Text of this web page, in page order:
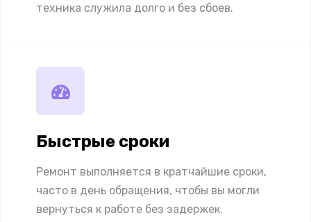
техника служила долго и без сбоев.
Быстрые сроки
Ремонт выполняется в кратчайшие сроки,
часто в день обращения, чтобы вы могли
вернуться к работе без задержек.